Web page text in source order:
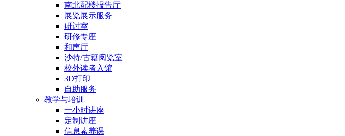
南北配楼报告厅
展览展示服务
研讨室
研修专座
和声厅
沙特/古籍阅览室
校外读者入馆
3D打印
自助服务
教学与培训
一小时讲座
定制讲座
信息素养课